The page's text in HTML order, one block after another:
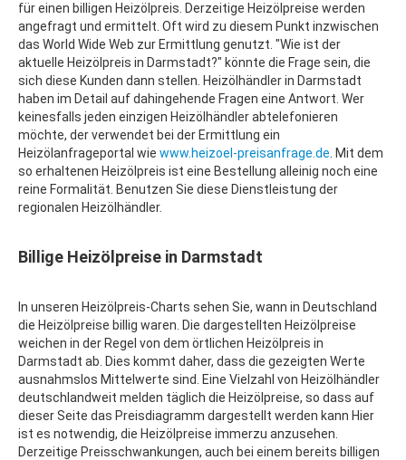
für einen billigen Heizölpreis. Derzeitige Heizölpreise werden
angefragt und ermittelt. Oft wird zu diesem Punkt inzwischen
das World Wide Web zur Ermittlung genutzt. "Wie ist der
aktuelle Heizölpreis in Darmstadt?" könnte die Frage sein, die
sich diese Kunden dann stellen. Heizölhändler in Darmstadt
haben im Detail auf dahingehende Fragen eine Antwort. Wer
keinesfalls jeden einzigen Heizölhändler abtelefonieren
möchte, der verwendet bei der Ermittlung ein
Heizölanfrageportal wie www.heizoel-preisanfrage.de . Mit dem
so erhaltenen Heizölpreis ist eine Bestellung alleinig noch eine
reine Formalität. Benutzen Sie diese Dienstleistung der
regionalen Heizölhändler.
Billige Heizölpreise in Darmstadt
In unseren Heizölpreis-Charts sehen Sie, wann in Deutschland
die Heizölpreise billig waren. Die dargestellten Heizölpreise
weichen in der Regel von dem örtlichen Heizölpreis in
Darmstadt ab. Dies kommt daher, dass die gezeigten Werte
ausnahmslos Mittelwerte sind. Eine Vielzahl von Heizölhändler
deutschlandweit melden täglich die Heizölpreise, so dass auf
dieser Seite das Preisdiagramm dargestellt werden kann Hier
ist es notwendig, die Heizölpreise immerzu anzusehen.
Derzeitige Preisschwankungen, auch bei einem bereits billigen